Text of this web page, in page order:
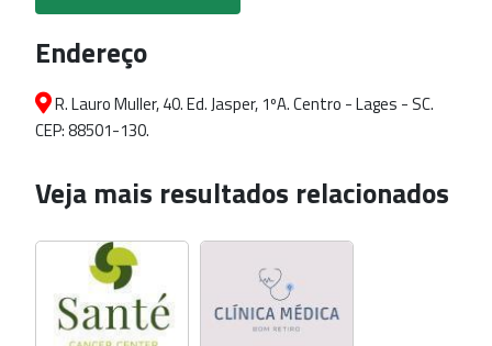
Endereço
R. Lauro Muller, 40. Ed. Jasper, 1ºA. Centro - Lages - SC.
CEP: 88501-130.
Veja mais resultados relacionados